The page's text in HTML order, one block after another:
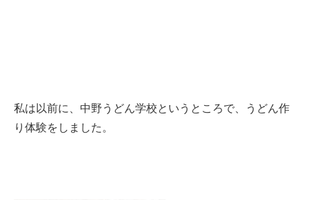
私は以前に、中野うどん学校というところで、うどん作
り体験をしました。